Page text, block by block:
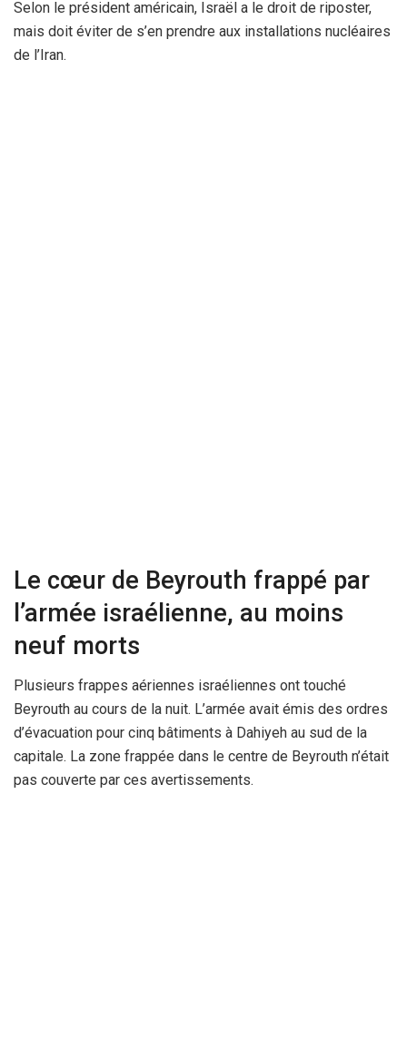
Selon le président américain, Israël a le droit de riposter,
mais doit éviter de s’en prendre aux installations nucléaires
de l’Iran.
Le cœur de Beyrouth frappé par
l’armée israélienne, au moins
neuf morts
Plusieurs frappes aériennes israéliennes ont touché
Beyrouth au cours de la nuit. L’armée avait émis des ordres
d’évacuation pour cinq bâtiments à Dahiyeh au sud de la
capitale. La zone frappée dans le centre de Beyrouth n’était
pas couverte par ces avertissements.